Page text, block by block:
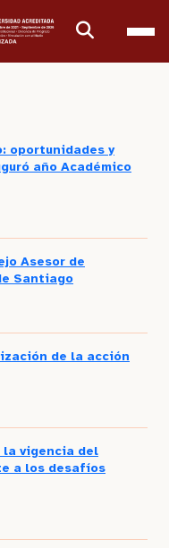
oportunidades y
año Académico
Asesor de
Santiago
de la acción
la vigencia del
a los desafíos